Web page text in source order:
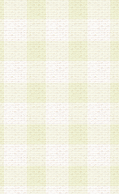
業務
その他の登録情報につ
変更手続きを行うもの
合、会員に対して、電
者が会員登録者本人で
アンケートの回答内容
。
が定期的に行う登録情
更新手続きを行うもの
わない場合、その時点
れるものとします。